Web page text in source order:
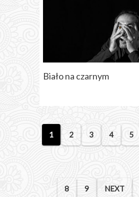
Biało na czarnym
1 2 3 4 5
8 9 NEXT